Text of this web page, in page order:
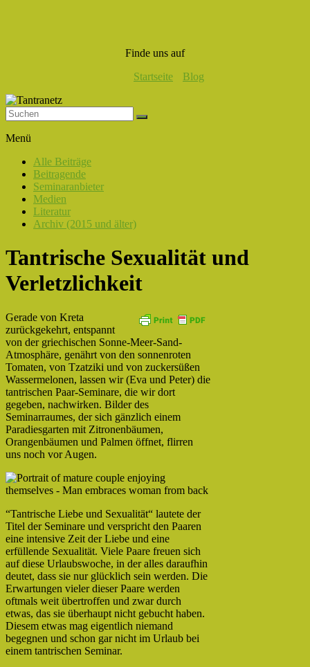
Finde uns auf
Startseite
Blog
Liebe,
Eros
Tantra
Menü
Alle Beiträge
Beitragende
Seminaranbieter
Medien
Literatur
Archiv (2015 und älter)
Tantrische Sexualität und
Verletzlichkeit
Gerade von Kreta
zurückgekehrt, entspannt
von der griechischen Sonne-Meer-Sand-
Atmosphäre, genährt von den sonnenroten
Tomaten, von Tzatziki und von zuckersüßen
Wassermelonen, lassen wir (Eva und Peter) die
tantrischen Paar-Seminare, die wir dort
gegeben, nachwirken. Bilder des
Seminarraumes, der sich gänzlich einem
Paradiesgarten mit Zitronenbäumen,
Orangenbäumen und Palmen öffnet, flirren
uns noch vor Augen.
“Tantrische Liebe und Sexualität“ lautete der
Titel der Seminare und verspricht den Paaren
eine intensive Zeit der Liebe und eine
erfüllende Sexualität. Viele Paare freuen sich
auf diese Urlaubswoche, in der alles daraufhin
deutet, dass sie nur glücklich sein werden. Die
Erwartungen vieler dieser Paare werden
oftmals weit übertroffen und zwar durch
etwas, das sie überhaupt nicht gebucht haben.
Diesem etwas mag eigentlich niemand
begegnen und schon gar nicht im Urlaub bei
einem tantrischen Seminar.